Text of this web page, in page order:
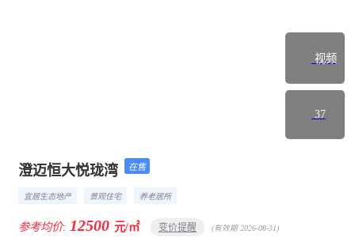
视频
37
楼盘首页 详情
澄迈恒大悦珑湾 在售
宜居生态地产 景观住宅 养老居所
参考均价: 12500 元/㎡ 变价提醒 (有效期 2026-08-31)